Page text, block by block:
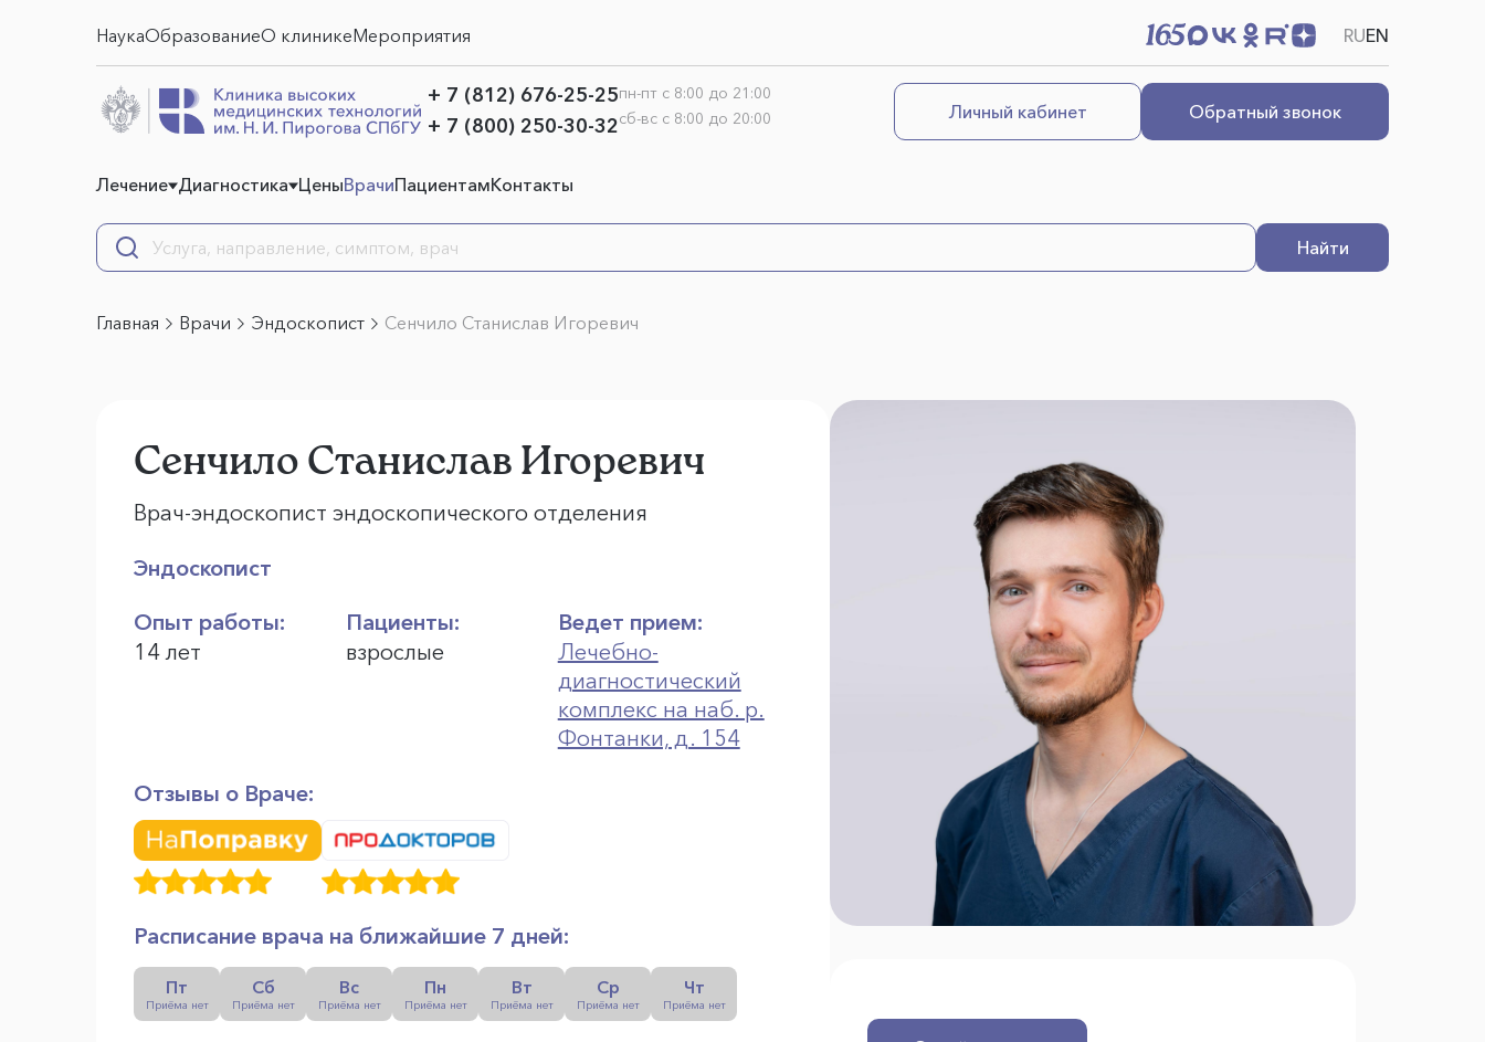
НаукаОбразованиеО клиникеМероприятия RUEN
+ 7 (812) 676-25-25
+ 7 (800) 250-30-32
пн-пт с 8:00 до 21:00
сб-вс с 8:00 до 20:00
Обратный звонок
Личный кабинет
Лечение Диагностика ЦеныВрачиПациентамКонтакты
Найти
Главная Врачи Эндоскопист Сенчило Станислав Игоревич
Сенчило Станислав Игоревич
Врач-эндоскопист эндоскопического отделения
Эндоскопист
Опыт работы:
14 лет
Пациенты:
взрослые
Ведет прием:
Лечебно-
диагностический
комплекс на наб. р.
Фонтанки, д. 154
Отзывы о Враче:
Расписание врача на ближайшие 7 дней:
Пт
Приёма нет
Сб
Приёма нет
Вс
Приёма нет
Пн
Приёма нет
Вт
Приёма нет
Ср
Приёма нет
Чт
Приёма нет